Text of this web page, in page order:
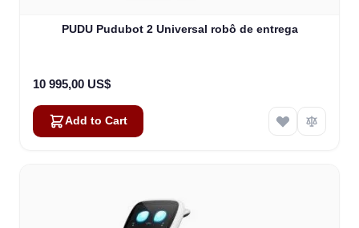
PUDU Pudubot 2 Universal robô de entrega
10 995,00 US$
Add to Cart